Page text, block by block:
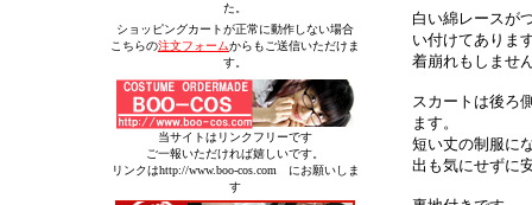
た。
ショッピングカートが正常に動作しない場合
こちらの注文フォームからもご送信いただけま
す。
当サイトはリンクフリーです
ご一報いただければ嬉しいです。
リンクはhttp://www.boo-cos.com にお願いしま
す
白い綿レースが
い付けてありま
着崩れもしませ
スカートは後ろ
ます。
短い丈の制服に
出も気にせずに